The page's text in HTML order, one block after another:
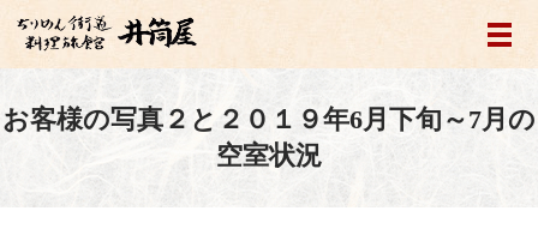
メ
お客様の写真２と２０１９年6月下旬～7月の
空室状況